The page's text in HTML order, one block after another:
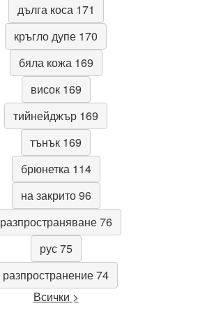
дълга коса 171
кръгло дупе 170
бяла кожа 169
висок 169
тийнейджър 169
тънък 169
брюнетка 114
на закрито 96
разпространяване 76
рус 75
разпространение 74
Всички >